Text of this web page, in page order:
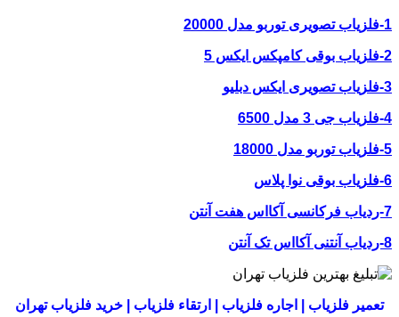
1-فلزیاب تصویری توربو مدل 20000
2-فلزیاب بوقی کامپکس ایکس 5
3-فلزیاب تصویری ایکس دبلیو
4-فلزیاب جی 3 مدل 6500
5-فلزیاب توربو مدل 18000
6-فلزیاب بوقی نوا پلاس
7-ردیاب فرکانسی آکااس هفت آنتن
8-ردیاب آنتنی آکااس تک آنتن
تعمیر فلزیاب | اجاره فلزیاب | ارتقاء فلزیاب | خرید فلزیاب تهران